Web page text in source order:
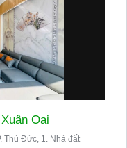
Oai
Thủ Đức, 1. Nhà đất